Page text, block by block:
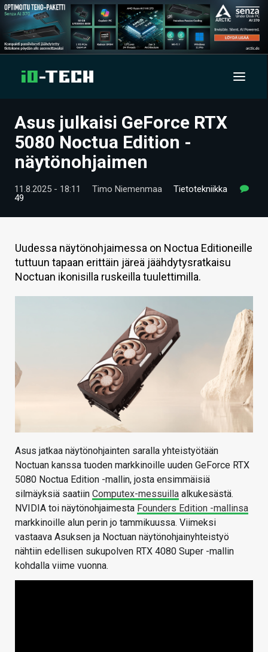
UUTISET
ARTIKKELIT
VIDEOT
HINTA.FI
KAUPPA
Asus julkaisi GeForce RTX
5080 Noctua Edition -
näytönohjaimen
11.8.2025 - 18:11 Timo Niemenmaa
Tietotekniikka
49
Uudessa näytönohjaimessa on Noctua Editioneille
tuttuun tapaan erittäin järeä jäähdytysratkaisu
Noctuan ikonisilla ruskeilla tuulettimilla.
Asus jatkaa näytönohjainten saralla yhteistyötään
Noctuan kanssa tuoden markkinoille uuden GeForce RTX
5080 Noctua Edition -mallin, josta ensimmäisiä
silmäyksiä saatiin Computex-messuilla alkukesästä.
NVIDIA toi näytönohjaimesta Founders Edition -mallinsa
markkinoille alun perin jo tammikuussa. Viimeksi
vastaava Asuksen ja Noctuan näytönohjainyhteistyö
nähtiin edellisen sukupolven RTX 4080 Super -mallin
kohdalla viime vuonna.